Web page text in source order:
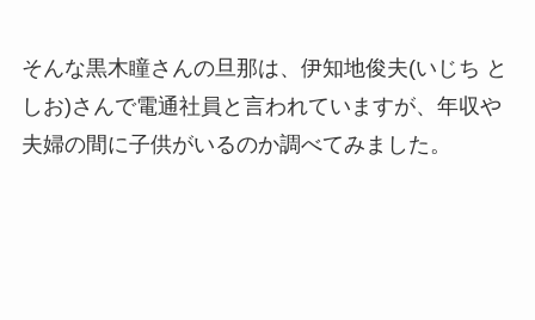
そんな黒木瞳さんの旦那は、伊知地俊夫(いじち と
しお)さんで電通社員と言われていますが、年収や
夫婦の間に子供がいるのか調べてみました。